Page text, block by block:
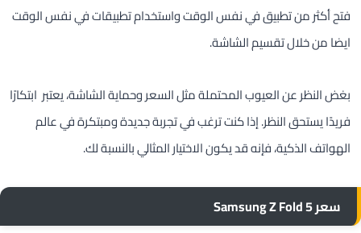
فتح أكثر من تطبيق في نفس الوقت واستخدام تطبيقات في نفس الوقت
ايضا من خلال تقسيم الشاشة.
بغض النظر عن العيوب المحتملة مثل السعر وحماية الشاشة، يعتبر ابتكارًا
فريدًا يستحق النظر. إذا كنت ترغب في تجربة جديدة ومبتكرة في عالم
الهواتف الذكية، فإنه قد يكون الاختيار المثالي بالنسبة لك.
سعر Samsung Z Fold 5